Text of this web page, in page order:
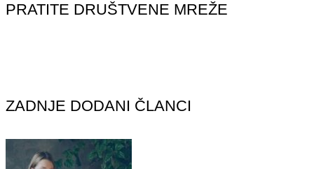
PRATITE DRUŠTVENE MREŽE
ZADNJE DODANI ČLANCI